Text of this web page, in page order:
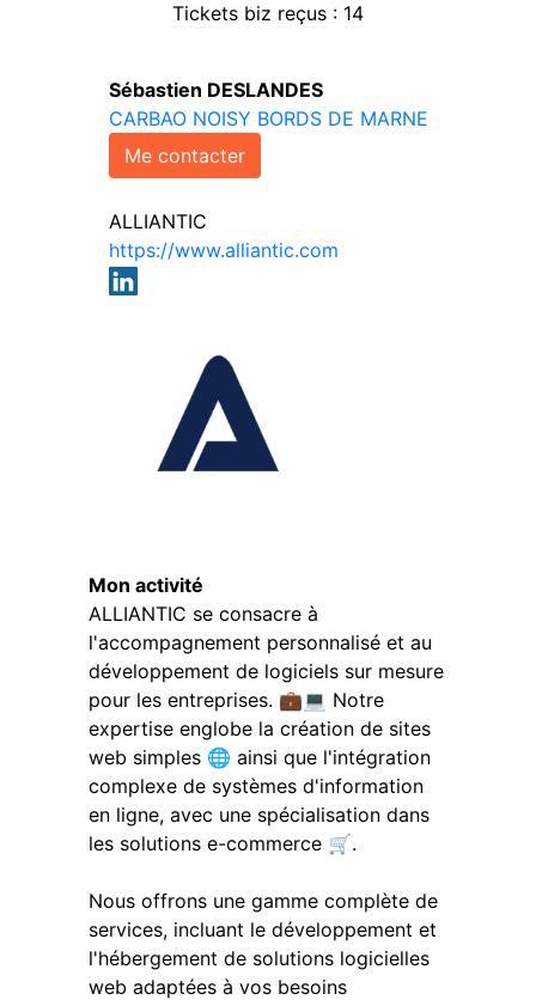
Tickets biz reçus : 14
Sébastien DESLANDES
CARBAO NOISY BORDS DE MARNE
Me contacter
ALLIANTIC
https://www.alliantic.com
Mon activité
ALLIANTIC se consacre à
l'accompagnement personnalisé et au
développement de logiciels sur mesure
pour les entreprises. 💼💻 Notre
expertise englobe la création de sites
web simples 🌐 ainsi que l'intégration
complexe de systèmes d'information
en ligne, avec une spécialisation dans
les solutions e-commerce 🛒.
Nous offrons une gamme complète de
services, incluant le développement et
l'hébergement de solutions logicielles
web adaptées à vos besoins